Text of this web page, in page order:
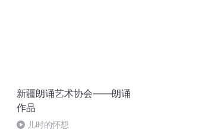
新疆朗诵艺术协会——朗诵
作品
儿时的怀想